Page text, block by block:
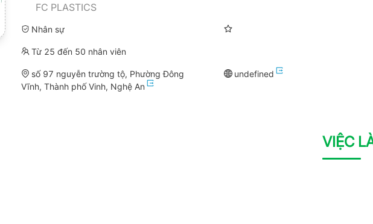
FC PLASTICS
Nhân sự
Từ 25 đến 50 nhân viên
số 97 nguyễn trường tộ, Phường Đông
Vĩnh, Thành phố Vinh, Nghệ An
undefined
VIỆC